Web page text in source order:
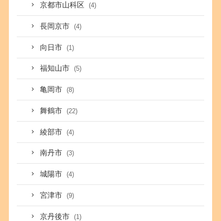
京都市山科区 (4)
長岡京市 (4)
向日市 (1)
福知山市 (5)
亀岡市 (8)
舞鶴市 (22)
綾部市 (4)
南丹市 (3)
城陽市 (4)
宮津市 (9)
京丹後市 (1)